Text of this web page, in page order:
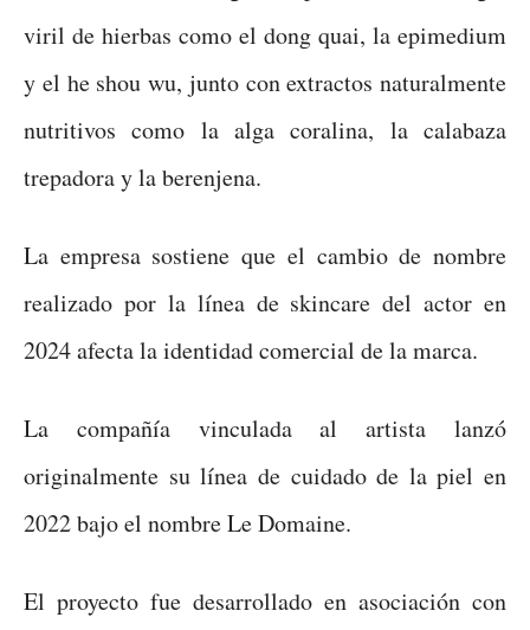
viril de hierbas como el dong quai, la epimedium
y el he shou wu, junto con extractos naturalmente
nutritivos como la alga coralina, la calabaza
trepadora y la berenjena.
La empresa sostiene que el cambio de nombre
realizado por la línea de skincare del actor en
2024 afecta la identidad comercial de la marca.
La compañía vinculada al artista lanzó
originalmente su línea de cuidado de la piel en
2022 bajo el nombre Le Domaine.
El proyecto fue desarrollado en asociación con